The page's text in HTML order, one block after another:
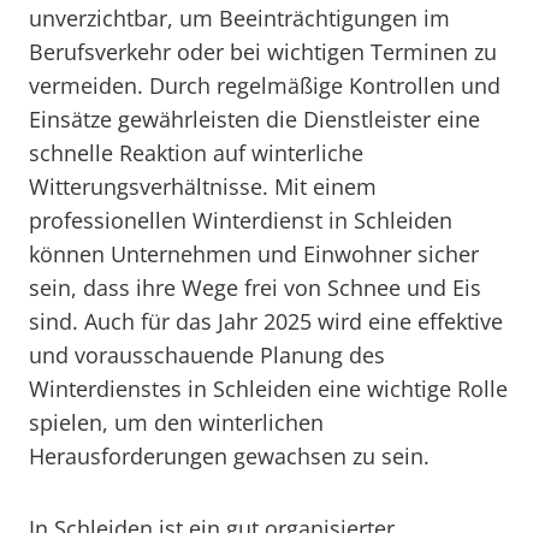
unverzichtbar, um Beeinträchtigungen im
Berufsverkehr oder bei wichtigen Terminen zu
vermeiden. Durch regelmäßige Kontrollen und
Einsätze gewährleisten die Dienstleister eine
schnelle Reaktion auf winterliche
Witterungsverhältnisse. Mit einem
professionellen Winterdienst in Schleiden
können Unternehmen und Einwohner sicher
sein, dass ihre Wege frei von Schnee und Eis
sind. Auch für das Jahr 2025 wird eine effektive
und vorausschauende Planung des
Winterdienstes in Schleiden eine wichtige Rolle
spielen, um den winterlichen
Herausforderungen gewachsen zu sein.